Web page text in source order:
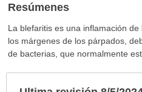
Resúmenes
La blefaritis es una inflamación
los márgenes de los párpados,
de bacterias, que normalmente